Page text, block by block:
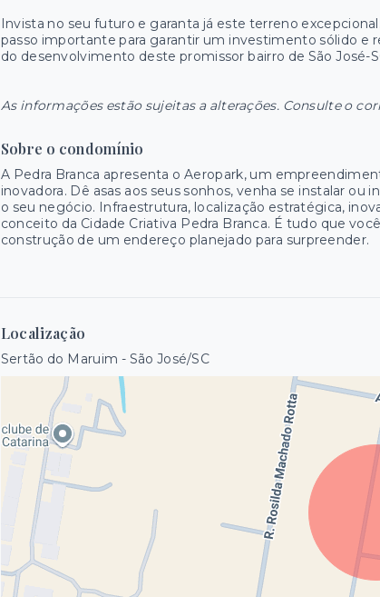
Invista no seu futuro e garanta já este terreno
passo importante para garantir um investimento sólido e
do desenvolvimento deste promissor bairro de São José-
As informações estão sujeitas a alterações. Consulte o
Sobre o condomínio
A Pedra Branca apresenta o Aeropark, um
inovadora. Dê asas aos seus sonhos, venha se instalar ou
o seu negócio. Infraestrutura, localização estratégica,
conceito da Cidade Criativa Pedra Branca. É tudo que
construção de um endereço planejado para surpreender.
Localização
Sertão do Maruim - São José/SC